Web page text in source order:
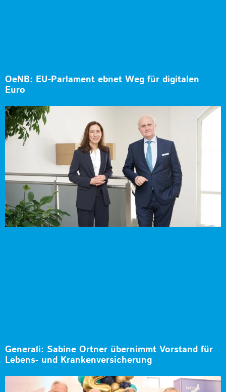
OeNB: EU-Parlament ebnet Weg für digitalen
Euro
Generali: Sabine Ortner übernimmt Vorstand für
Lebens- und Krankenversicherung